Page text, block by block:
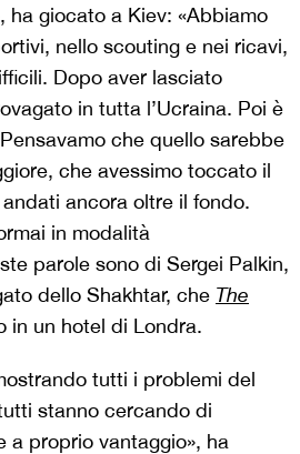
ha giocato a Kiev: «Abbiamo
nello scouting e nei ricavi,
Dopo aver lasciato
in tutta l’Ucraina. Poi è
che quello sarebbe
che avessimo toccato il
ancora oltre il fondo.
in modalità
parole sono di Sergei Palkin,
dello Shakhtar, che The
in un hotel di Londra.
tutti i problemi del
stanno cercando di
a proprio vantaggio», ha